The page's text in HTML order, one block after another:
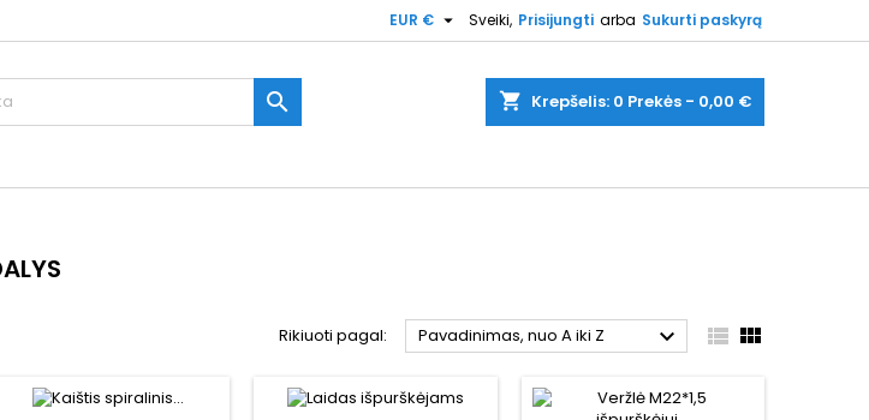
Sveiki, Prisijungti arba Sukurti paskyrą
EUR € 
shopping_cart Krepšelis: 0 Prekės - 0,00 €

Rikiuoti pagal: Pavadinimas, nuo A iki Z   